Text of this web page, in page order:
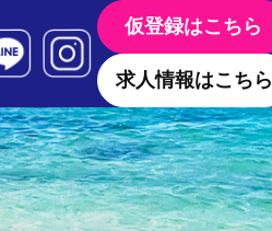
仮登録はこちら
求人情報はこちら